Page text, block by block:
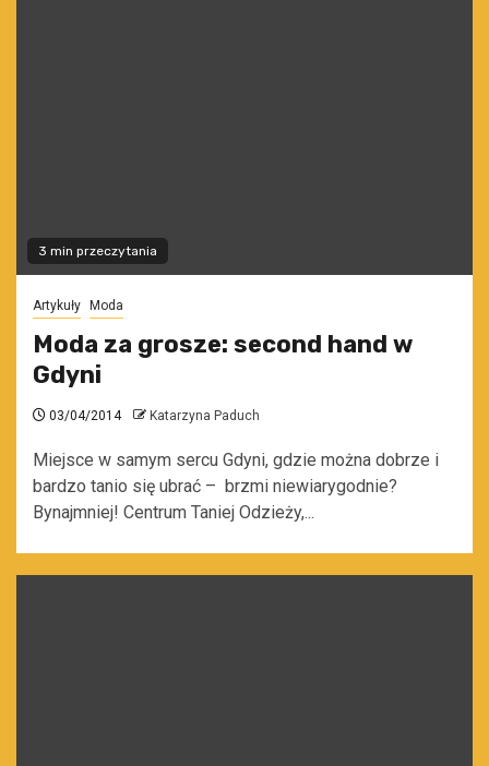
3 min przeczytania
Artykuły Moda
Moda za grosze: second hand w
Gdyni
03/04/2014 Katarzyna Paduch
Miejsce w samym sercu Gdyni, gdzie można dobrze i
bardzo tanio się ubrać – brzmi niewiarygodnie?
Bynajmniej! Centrum Taniej Odzieży,...